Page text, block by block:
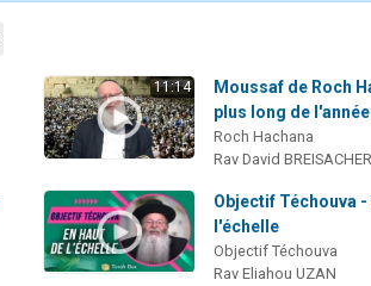
11:14
Moussaf de Roch
plus long de l'année
Roch Hachana
Rav David BREISACHER
Objectif Téchouva -
l'échelle
Objectif Téchouva
Rav Eliahou UZAN